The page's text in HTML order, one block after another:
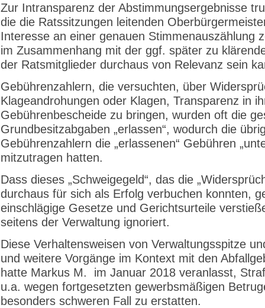
Zur Intransparenz der Abstimmungsergebnisse
die die Ratssitzungen leitenden
Interesse an einer genauen Stimmenauszählung
im Zusammenhang mit der ggf. später zu
der Ratsmitglieder durchaus von Relevanz sein
Gebührenzahlern, die versuchten, über
Klageandrohungen oder Klagen, Transparenz in
Gebührenbescheide zu bringen, wurden oft die
Grundbesitzabgaben „erlassen“, wodurch die
Gebührenzahlern die „erlassenen“ Gebühren
mitzutragen hatten.
Dass dieses „Schweigegeld“, das die
durchaus für sich als Erfolg verbuchen konnten,
einschlägige Gesetze und Gerichtsurteile
seitens der Verwaltung ignoriert.
Diese Verhaltensweisen von Verwaltungsspitze
und weitere Vorgänge im Kontext mit den
hatte Markus M. im Januar 2018 veranlasst,
u.a. wegen fortgesetzten gewerbsmäßigen
besonders schweren Fall zu erstatten.